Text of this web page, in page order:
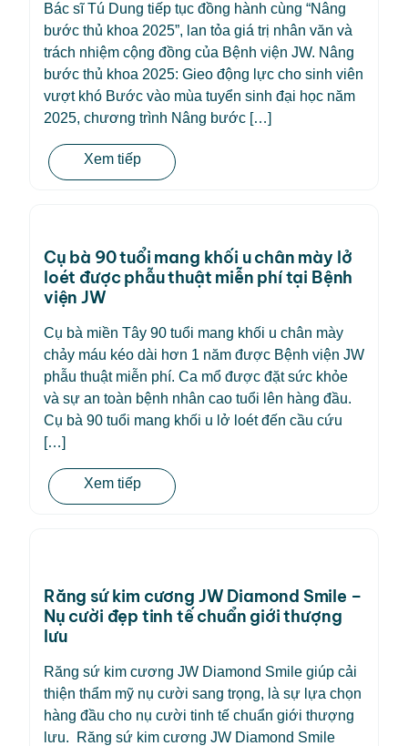
Bác sĩ Tú Dung tiếp tục đồng hành cùng “Nâng
bước thủ khoa 2025”, lan tỏa giá trị nhân văn và
trách nhiệm cộng đồng của Bệnh viện JW. Nâng
bước thủ khoa 2025: Gieo động lực cho sinh viên
vượt khó Bước vào mùa tuyển sinh đại học năm
2025, chương trình Nâng bước […]
Xem tiếp
Cụ bà 90 tuổi mang khối u chân mày lở
loét được phẫu thuật miễn phí tại Bệnh
viện JW
Cụ bà miền Tây 90 tuổi mang khối u chân mày
chảy máu kéo dài hơn 1 năm được Bệnh viện JW
phẫu thuật miễn phí. Ca mổ được đặt sức khỏe
và sự an toàn bệnh nhân cao tuổi lên hàng đầu.
Cụ bà 90 tuổi mang khối u lở loét đến cầu cứu
[…]
Xem tiếp
Răng sứ kim cương JW Diamond Smile –
Nụ cười đẹp tinh tế chuẩn giới thượng
lưu
Răng sứ kim cương JW Diamond Smile giúp cải
thiện thẩm mỹ nụ cười sang trọng, là sự lựa chọn
hàng đầu cho nụ cười tinh tế chuẩn giới thượng
lưu. Răng sứ kim cương JW Diamond Smile